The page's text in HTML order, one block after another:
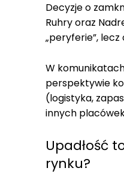
Decyzje o
Ruhry oraz
„peryferie”,
W
perspektywie
(logistyka,
innych
Upadłość
rynku?